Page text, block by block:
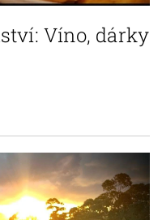
Víno, dárky